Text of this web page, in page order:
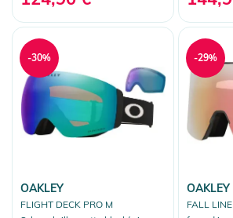
OAKLEY
FLIGHT DECK PRO M
-30%
OAKLEY
FALL
-29%